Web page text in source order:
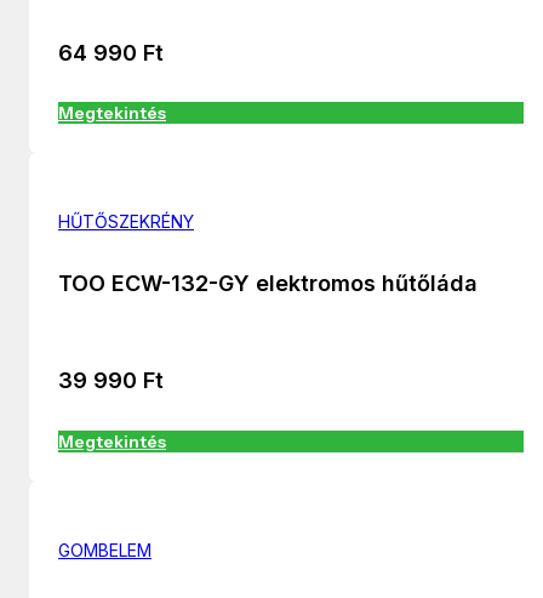
64 990 Ft
Megtekintés
HŰTŐSZEKRÉNY
TOO ECW-132-GY elektromos hűtőláda
39 990 Ft
Megtekintés
GOMBELEM